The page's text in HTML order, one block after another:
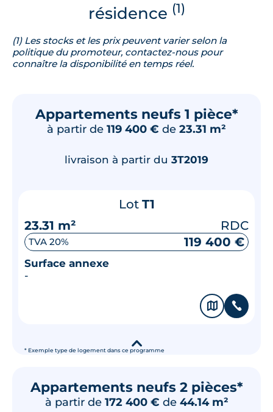
résidence (1)
(1) Les stocks et les prix peuvent varier selon la
politique du promoteur, contactez-nous pour
connaître la disponibilité en temps réel.
Appartements neufs 1 pièce*
à partir de 119 400 € de 23.31 m²
* Exemple type de logement dans ce programme
livraison à partir du 3T2019
Lot T1
23.31 m²
RDC
TVA 20% 119 400 €
Surface annexe
-
🗞 📞
▾
Appartements neufs 2 pièces*
à partir de 172 400 € de 44.14 m²